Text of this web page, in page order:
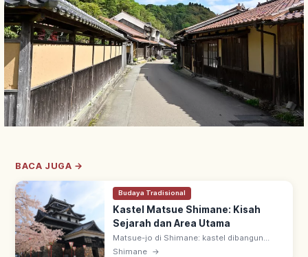
BACA JUGA →
Budaya Tradisional
Kastel Matsue Shimane: Kisah
Sejarah dan Area Utama
Matsue-jo di Shimane: kastel dibangun
1607-1611 oleh Horio Yoshiharu. Salah satu
Shimane →